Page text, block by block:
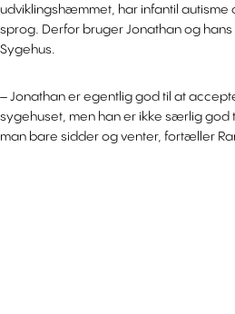
udviklingshæmmet, har infantil autisme
sprog. Derfor bruger Jonathan og
Sygehus.
– Jonathan er egentlig god til at
sygehuset, men han er ikke særlig god
man bare sidder og venter, fortæller